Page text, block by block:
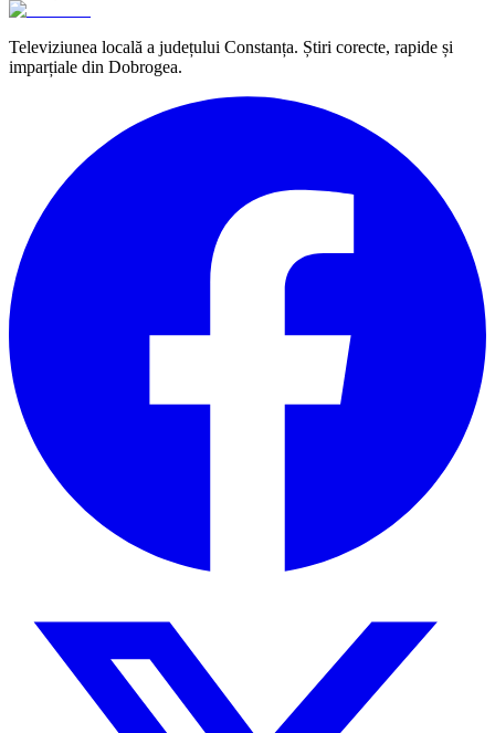
Televiziunea locală a județului Constanța. Știri corecte, rapide și
imparțiale din Dobrogea.